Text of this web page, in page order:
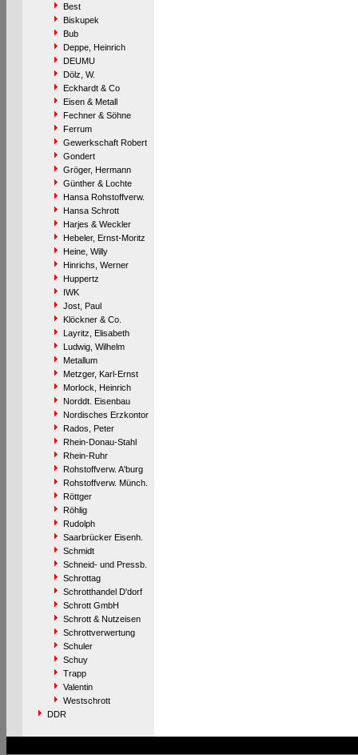
Best
Biskupek
Bub
Deppe, Heinrich
DEUMU
Dölz, W.
Eckhardt & Co
Eisen & Metall
Fechner & Söhne
Ferrum
Gewerkschaft Robert
Gondert
Gröger, Hermann
Günther & Lochte
Hansa Rohstoffverw.
Hansa Schrott
Harjes & Weckler
Hebeler, Ernst-Moritz
Heine, Willy
Hinrichs, Werner
Huppertz
IWK
Jost, Paul
Klöckner & Co.
Layritz, Elisabeth
Ludwig, Wilhelm
Metallum
Metzger, Karl-Ernst
Morlock, Heinrich
Norddt. Eisenbau
Nordisches Erzkontor
Rados, Peter
Rhein-Donau-Stahl
Rhein-Ruhr
Rohstoffverw. A'burg
Rohstoffverw. Münch.
Röttger
Röhlig
Rudolph
Saarbrücker Eisenh.
Schmidt
Schneid- und Pressb.
Schrottag
Schrotthandel D'dorf
Schrott GmbH
Schrott & Nutzeisen
Schrottverwertung
Schuler
Schuy
Trapp
Valentin
Westschrott
DDR